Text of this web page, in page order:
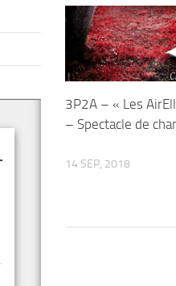
3P2A – « Les
– Spectacle de
14 SEP, 2018